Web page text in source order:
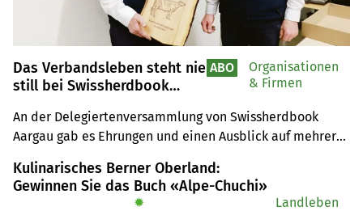
Das Verbandsleben steht nie
still bei Swissherdbook
An der Delegiertenversammlung von Swissherdbook
Aargau gab es Ehrungen und einen Ausblick auf mehrere
ABO
Organisationen
& Firmen
Kulinarisches Berner Oberland:
Gewinnen Sie das Buch «Alpe-Chuchi»
✹ Landleben